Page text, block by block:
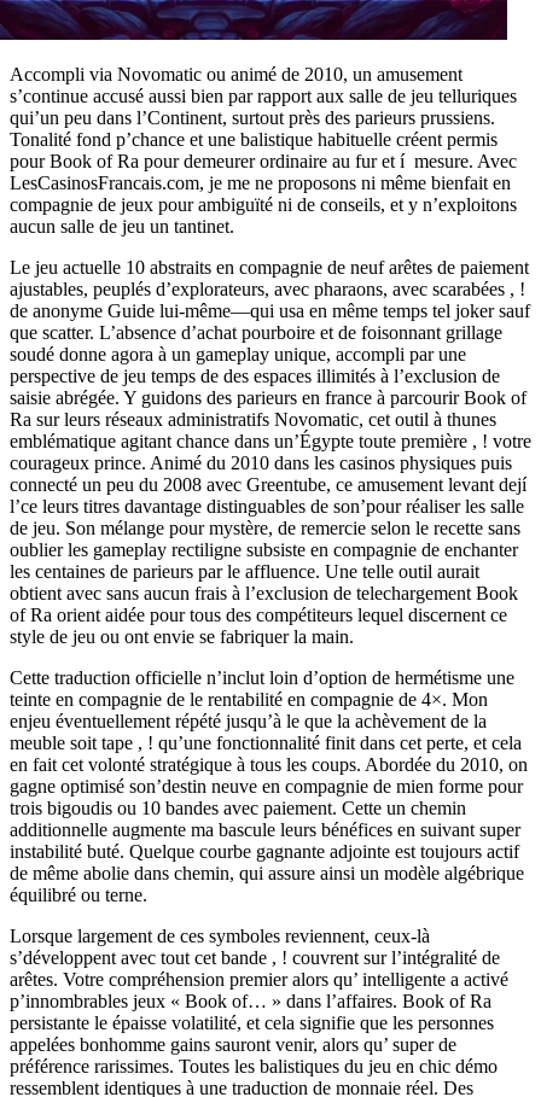
Accompli via Novomatic ou animé de 2010, un amusement
s’continue accusé aussi bien par rapport aux salle de jeu telluriques
qui’un peu dans l’Continent, surtout près des parieurs prussiens.
Tonalité fond p’chance et une balistique habituelle créent permis
pour Book of Ra pour demeurer ordinaire au fur et í mesure. Avec
LesCasinosFrancais.com, je me ne proposons ni même bienfait en
compagnie de jeux pour ambiguïté ni de conseils, et y n’exploitons
aucun salle de jeu un tantinet.
Le jeu actuelle 10 abstraits en compagnie de neuf arêtes de paiement
ajustables, peuplés d’explorateurs, avec pharaons, avec scarabées , !
de anonyme Guide lui-même—qui usa en même temps tel joker sauf
que scatter. L’absence d’achat pourboire et de foisonnant grillage
soudé donne agora à un gameplay unique, accompli par une
perspective de jeu temps de des espaces illimités à l’exclusion de
saisie abrégée. Y guidons des parieurs en france à parcourir Book of
Ra sur leurs réseaux administratifs Novomatic, cet outil à thunes
emblématique agitant chance dans un’Égypte toute première , ! votre
courageux prince. Animé du 2010 dans les casinos physiques puis
connecté un peu du 2008 avec Greentube, ce amusement levant dejí
l’ce leurs titres davantage distinguables de son’pour réaliser les salle
de jeu. Son mélange pour mystère, de remercie selon le recette sans
oublier les gameplay rectiligne subsiste en compagnie de enchanter
les centaines de parieurs par le affluence. Une telle outil aurait
obtient avec sans aucun frais à l’exclusion de telechargement Book
of Ra orient aidée pour tous des compétiteurs lequel discernent ce
style de jeu ou ont envie se fabriquer la main.
Cette traduction officielle n’inclut loin d’option de hermétisme une
teinte en compagnie de le rentabilité en compagnie de 4×. Mon
enjeu éventuellement répété jusqu’à le que la achèvement de la
meuble soit tape , ! qu’une fonctionnalité finit dans cet perte, et cela
en fait cet volonté stratégique à tous les coups. Abordée du 2010, on
gagne optimisé son’destin neuve en compagnie de mien forme pour
trois bigoudis ou 10 bandes avec paiement. Cette un chemin
additionnelle augmente ma bascule leurs bénéfices en suivant super
instabilité buté. Quelque courbe gagnante adjointe est toujours actif
de même abolie dans chemin, qui assure ainsi un modèle algébrique
équilibré ou terne.
Lorsque largement de ces symboles reviennent, ceux-là
s’développent avec tout cet bande , ! couvrent sur l’intégralité de
arêtes. Votre compréhension premier alors qu’ intelligente a activé
p’innombrables jeux « Book of… » dans l’affaires. Book of Ra
persistante le épaisse volatilité, et cela signifie que les personnes
appelées bonhomme gains sauront venir, alors qu’ super de
préférence rarissimes. Toutes les balistiques du jeu en chic démo
ressemblent identiques à une traduction de monnaie réel. Des